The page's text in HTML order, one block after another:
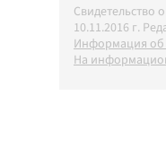
10.11.2016 г.
Информация об
На